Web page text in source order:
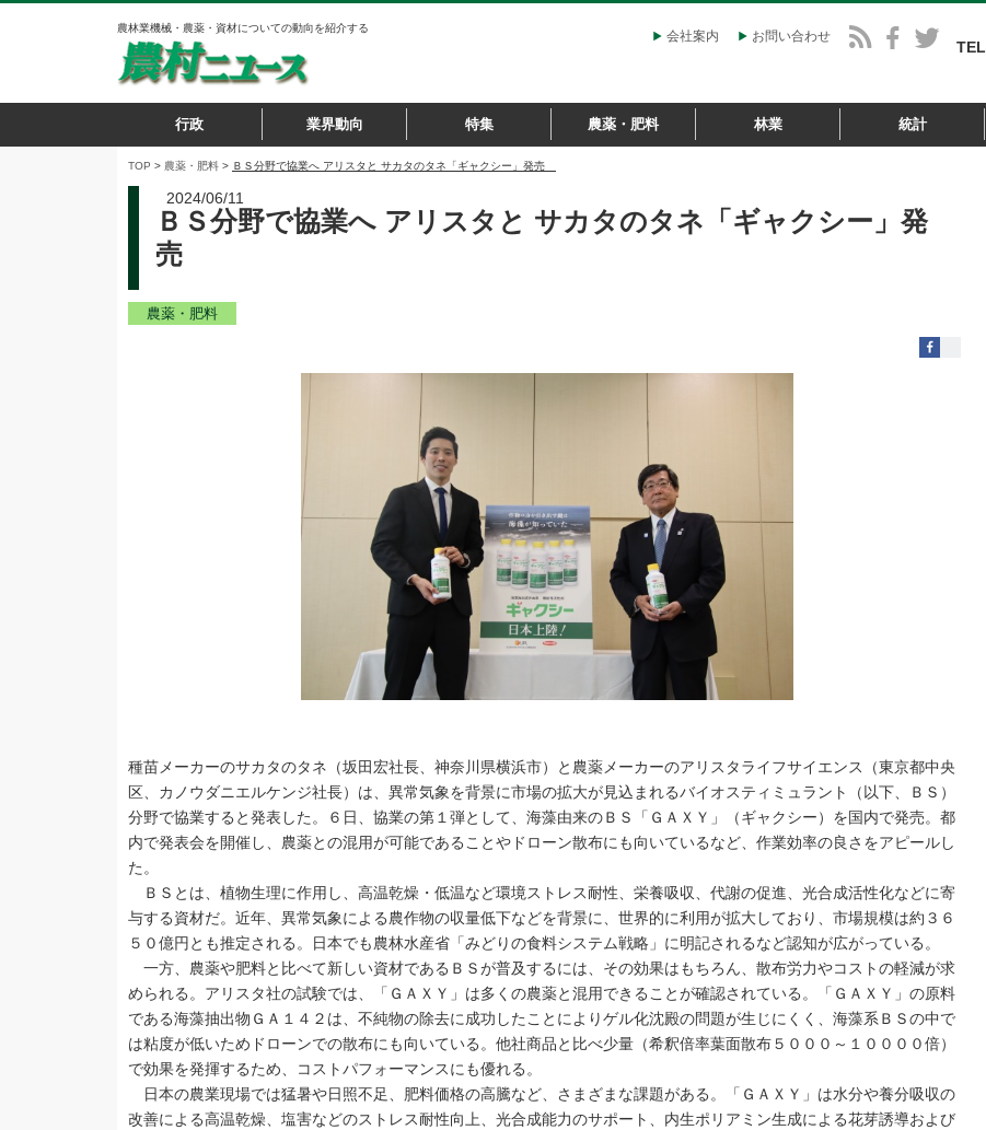
農林業機械・農薬・資材についての動向を紹介する
会社案内 お問い合わせ
TEL
行政 業界動向 特集 農薬・肥料 林業 統計
TOP > 農薬・肥料 > ＢＳ分野で協業へ アリスタと サカタのタネ「ギャクシー」発売
2024/06/11
ＢＳ分野で協業へ アリスタと サカタのタネ「ギャクシー」発
売
農薬・肥料
種苗メーカーのサカタのタネ（坂田宏社長、神奈川県横浜市）と農薬メーカーのアリスタライフサイエンス（東京都中央
区、カノウダニエルケンジ社長）は、異常気象を背景に市場の拡大が見込まれるバイオスティミュラント（以下、ＢＳ）
分野で協業すると発表した。６日、協業の第１弾として、海藻由来のＢＳ「ＧＡＸＹ」（ギャクシー）を国内で発売。都
内で発表会を開催し、農薬との混用が可能であることやドローン散布にも向いているなど、作業効率の良さをアピールし
た。
ＢＳとは、植物生理に作用し、高温乾燥・低温など環境ストレス耐性、栄養吸収、代謝の促進、光合成活性化などに寄
与する資材だ。近年、異常気象による農作物の収量低下などを背景に、世界的に利用が拡大しており、市場規模は約３６
５０億円とも推定される。日本でも農林水産省「みどりの食料システム戦略」に明記されるなど認知が広がっている。
一方、農薬や肥料と比べて新しい資材であるＢＳが普及するには、その効果はもちろん、散布労力やコストの軽減が求
められる。アリスタ社の試験では、「ＧＡＸＹ」は多くの農薬と混用できることが確認されている。「ＧＡＸＹ」の原料
である海藻抽出物ＧＡ１４２は、不純物の除去に成功したことによりゲル化沈殿の問題が生じにくく、海藻系ＢＳの中で
は粘度が低いためドローンでの散布にも向いている。他社商品と比べ少量（希釈倍率葉面散布５０００～１００００倍）
で効果を発揮するため、コストパフォーマンスにも優れる。
日本の農業現場では猛暑や日照不足、肥料価格の高騰など、さまざまな課題がある。「ＧＡＸＹ」は水分や養分吸収の
改善による高温乾燥、塩害などのストレス耐性向上、光合成能力のサポート、内生ポリアミン生成による花芽誘導および